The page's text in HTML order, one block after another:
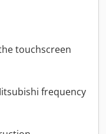
touchscreen
frequency